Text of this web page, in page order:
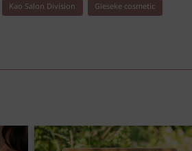
Kao Salon Division Gieseke cosmetic